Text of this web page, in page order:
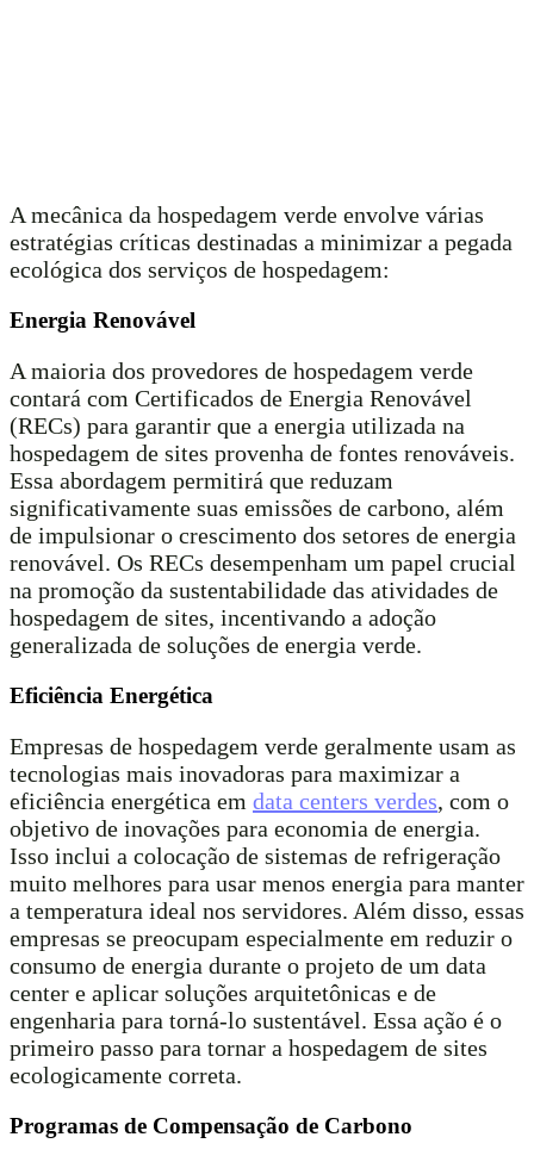
A mecânica da hospedagem verde envolve várias
estratégias críticas destinadas a minimizar a pegada
ecológica dos serviços de hospedagem:
Energia Renovável
A maioria dos provedores de hospedagem verde
contará com Certificados de Energia Renovável
(RECs) para garantir que a energia utilizada na
hospedagem de sites provenha de fontes renováveis.
Essa abordagem permitirá que reduzam
significativamente suas emissões de carbono, além
de impulsionar o crescimento dos setores de energia
renovável. Os RECs desempenham um papel crucial
na promoção da sustentabilidade das atividades de
hospedagem de sites, incentivando a adoção
generalizada de soluções de energia verde.
Eficiência Energética
Empresas de hospedagem verde geralmente usam as
tecnologias mais inovadoras para maximizar a
eficiência energética em data centers verdes, com o
objetivo de inovações para economia de energia.
Isso inclui a colocação de sistemas de refrigeração
muito melhores para usar menos energia para manter
a temperatura ideal nos servidores. Além disso, essas
empresas se preocupam especialmente em reduzir o
consumo de energia durante o projeto de um data
center e aplicar soluções arquitetônicas e de
engenharia para torná-lo sustentável. Essa ação é o
primeiro passo para tornar a hospedagem de sites
ecologicamente correta.
Programas de Compensação de Carbono